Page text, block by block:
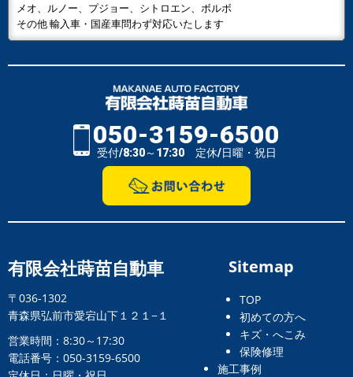
メオ、ルノー、プジョー、シトロエン、ボルボ
その他 輸入車・国産車問わず対応いたします
050-3159-6500
受付/8:30～17:30 定休/日曜・祝日
有限会社蒔苗自動車
〒036-1302
青森県弘前市愛宕山下１２１−１
営業時間：8:30～17:30
電話番号：050-3159-6500
Sitemap
TOP
初めての方へ
キズ・へこみ
保険修理
施工事例